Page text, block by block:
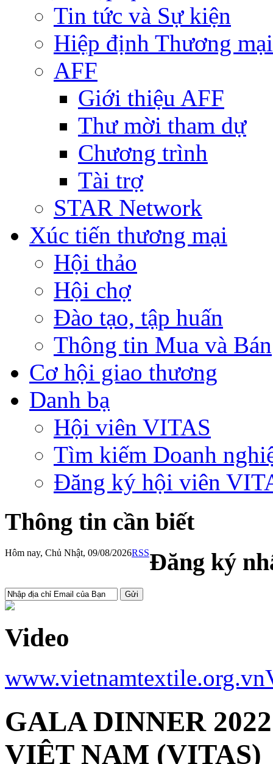
Tin tức và Sự kiện
Hiệp định Thương
AFF
Giới thiệu AFF
Thư mời tham dự
Chương trình
Tài trợ
STAR Network
Xúc tiến thương mại
Hội thảo
Hội chợ
Đào tạo, tập huấn
Thông tin Mua và Bán
Cơ hội giao thương
Danh bạ
Hội viên VITAS
Tìm kiếm Doanh
Đăng ký hội viên
Thông tin cần biết
Hôm nay, Chủ Nhật, 09/08/2026RSSĐăng ký
Video
www.vietnamtextile.org.vn
GALA DINNER
VIỆT NAM (VITAS)